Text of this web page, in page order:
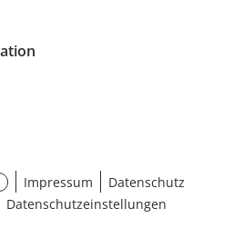
Impressum
Datenschutz
Datenschutzeinstellungen